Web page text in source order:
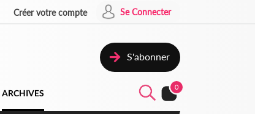
Créer votre compte Se Connecter
S'abonner
ARCHIVES
0